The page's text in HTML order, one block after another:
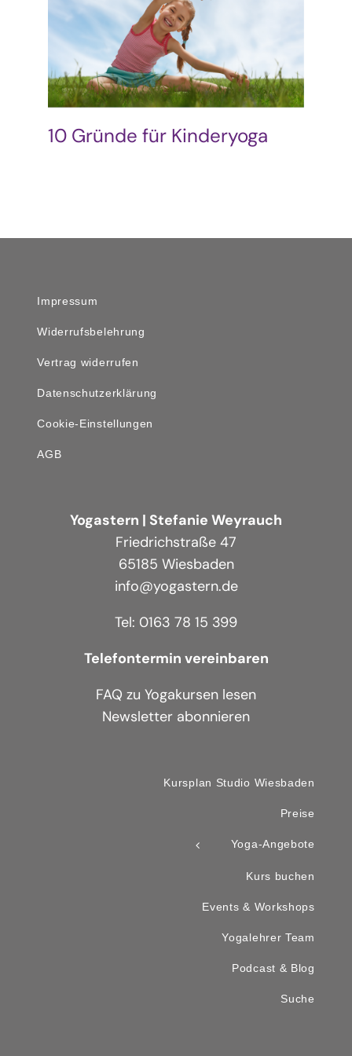
Podcast & Blog
10 Gründe für Kinderyoga
Impressum
Widerrufsbelehrung
Vertrag widerrufen
Datenschutzerklärung
Cookie-Einstellungen
AGB
Yogastern | Stefanie Weyrauch
Friedrichstraße 47
65185 Wiesbaden
info@yogastern.de
Tel: 0163 78 15 399
Telefontermin vereinbaren
FAQ zu Yogakursen lesen
Newsletter abonnieren
Kursplan Studio Wiesbaden
Preise
Yoga-Angebote
Kurs buchen
Events & Workshops
Yogalehrer Team
Podcast & Blog
Suche